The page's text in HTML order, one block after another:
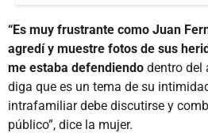
“Es muy frustrante como Juan
agredí y muestre fotos de sus
me estaba defendiendo dentro del
diga que es un tema de su
intrafamiliar debe discutirse y
público”, dice la mujer.